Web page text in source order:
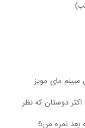
میبنم مای مویز
دوستان که نظر